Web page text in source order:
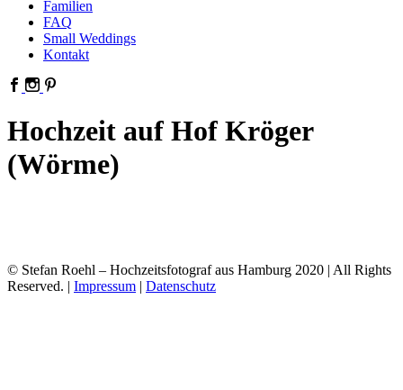
Familien
FAQ
Small Weddings
Kontakt
Hochzeit auf Hof Kröger
(Wörme)
© Stefan Roehl – Hochzeitsfotograf aus Hamburg 2020 | All Rights
Reserved. | Impressum | Datenschutz